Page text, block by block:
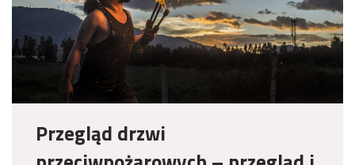
Przegląd drzwi